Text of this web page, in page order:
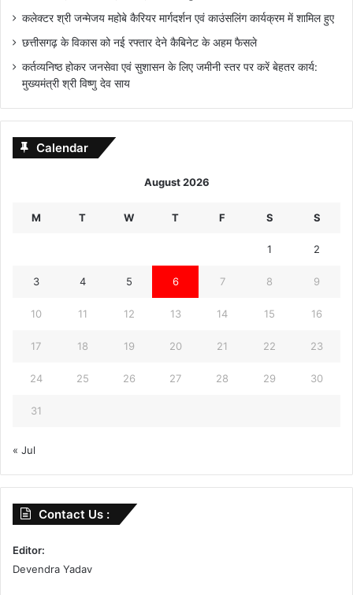
कलेक्टर श्री जन्मेजय महोबे कैरियर मार्गदर्शन एवं काउंसलिंग कार्यक्रम में शामिल हुए
छत्तीसगढ़ के विकास को नई रफ्तार देने कैबिनेट के अहम फैसले
कर्तव्यनिष्ठ होकर जनसेवा एवं सुशासन के लिए जमीनी स्तर पर करें बेहतर कार्य:
मुख्यमंत्री श्री विष्णु देव साय
Calendar
August 2026
M T W T F S S
1 2
3 4 5 6 7 8 9
10 11 12 13 14 15 16
17 18 19 20 21 22 23
24 25 26 27 28 29 30
31
« Jul
Contact Us :
Editor:
Devendra Yadav